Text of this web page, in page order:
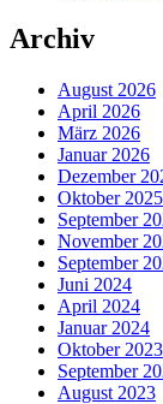
Archiv
August 2026
April 2026
März 2026
Januar 2026
Dezember
Oktober 2025
September
November
September
Juni 2024
April 2024
Januar 2024
Oktober 2023
September
August 2023